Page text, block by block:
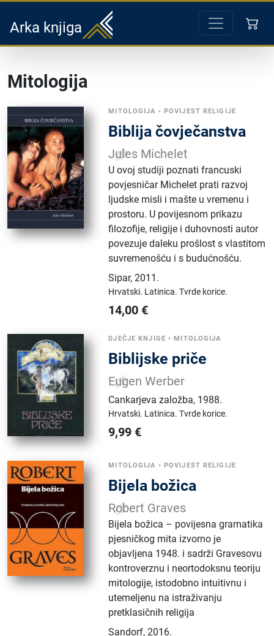
Arka knjiga
Mitologija
MITOLOGIJA • POVIJEST RELIGIJE
Biblija čovječanstva
Jules Michelet
U ovoj studiji poznati francuski
povjesničar Michelet prati razvoj
ljudske misli i mašte u vremenu i
prostoru. U povijesnom prikazu
filozofije, religije i duhovnosti autor
povezuje daleku prošlost s vlastitom
suvremenošću i s budućnošću.
Sipar,2011.
Hrvatski. Latinica.Tvrde korice.
14,00 €
DJEČJE KNJIGE •MITOLOGIJA
Biblijske priče
Eugen Werber
Cankarjeva založba, 1988.
Hrvatski. Latinica.Tvrde korice.
9,99 €
MITOLOGIJA • POVIJEST RELIGIJE
Bijela božica
Robert Graves
Bijela božica – povijesna gramatika
pjesničkog mita izvorno je
objavljena 1948. i sadrži Gravesovu
kontroverznu i neortodoksnu teoriju
mitologije, istodobno intuitivnu i
utemeljenu na istraživanju
pretklasičnih religija
Sandorf,2016.